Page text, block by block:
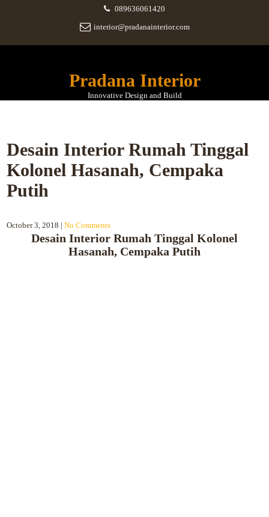
089636061420
interior@pradanainterior.com
Pradana Interior
Innovative Design and Build
Desain Interior Rumah Tinggal
Kolonel Hasanah, Cempaka
Putih
October 3, 2018 |No Comments
Desain Interior Rumah Tinggal Kolonel
Hasanah, Cempaka Putih